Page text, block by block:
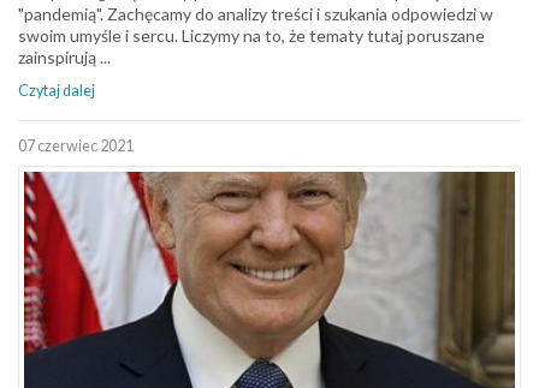
"pandemią". Zachęcamy do analizy treści i szukania odpowiedzi w
swoim umyśle i sercu. Liczymy na to, że tematy tutaj poruszane
zainspirują ...
Czytaj dalej
07 czerwiec 2021